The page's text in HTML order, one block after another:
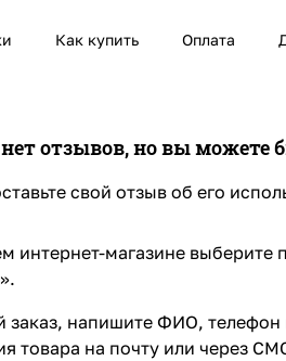
Как купить Оплата
нет отзывов, но вы
свой отзыв об его
интернет-магазине
напишите ФИО, телефон
товара на почту или через